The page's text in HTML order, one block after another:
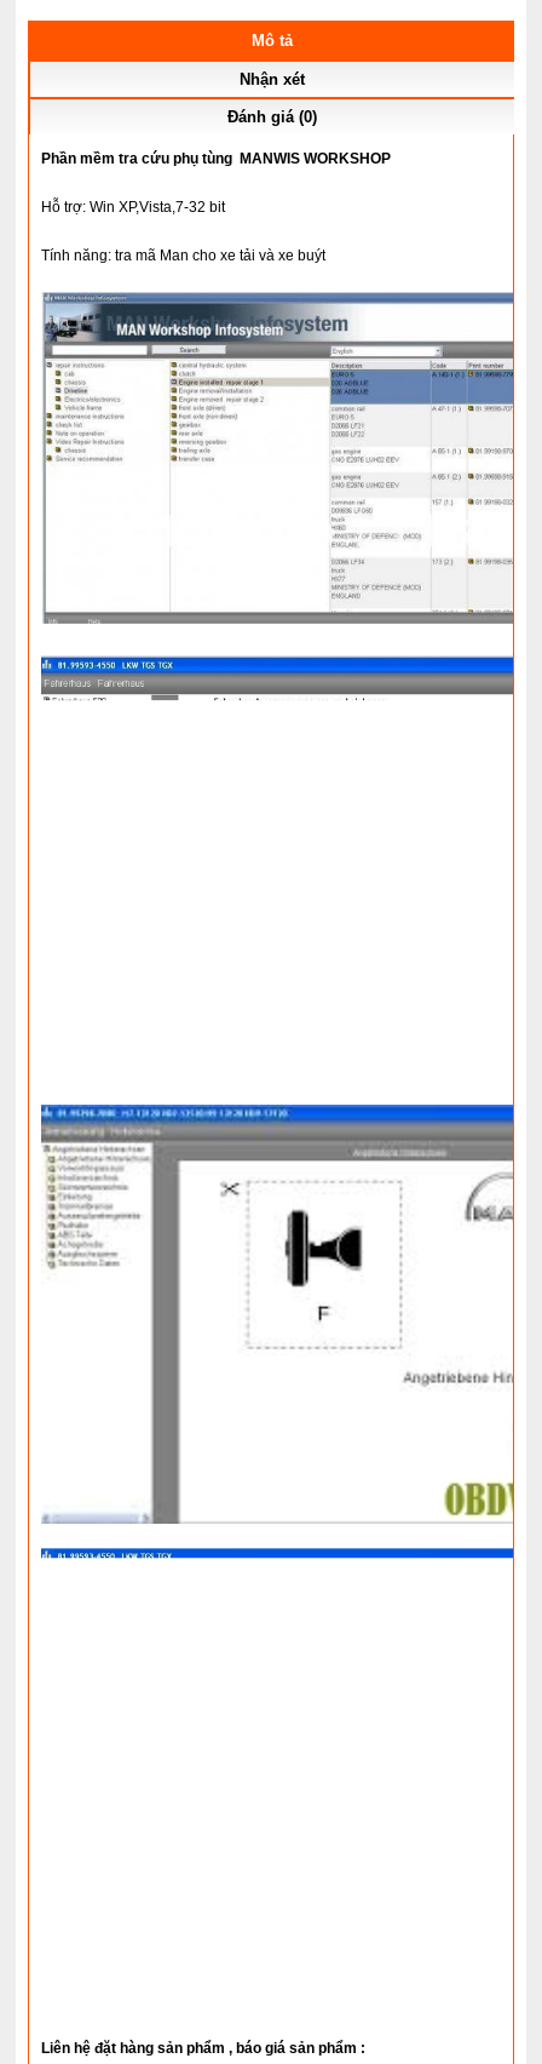
Mô tả
Nhận xét
Đánh giá (0)
Phần mềm tra cứu phụ tùng MANWIS WORKSHOP
Hỗ trợ: Win XP,Vista,7-32 bit
Tính năng: tra mã Man cho xe tải và xe buýt
Liên hệ đặt hàng sản phẩm , báo giá sản phẩm :